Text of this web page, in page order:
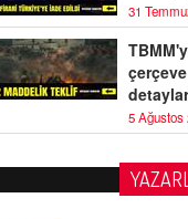
31
5 Ağustos